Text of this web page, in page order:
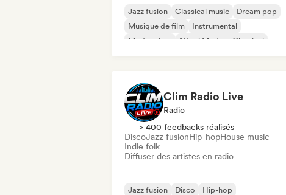
Jazz fusion Classical music
Dream pop
Musique de film
Instrumental
Modern jazz
Néo / Modern Classical
Clim Radio Live
Radio
> 400 feedbacks réalisés
DiscoJazz fusionHip-hopHouse music
Indie folk
Diffuser des artistes en radio
Jazz fusion Disco
Hip-hop